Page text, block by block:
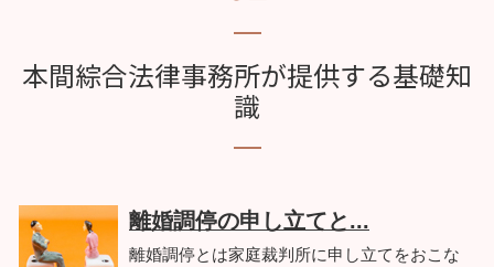
本間綜合法律事務所が提供する基礎知
識
離婚調停の申し立てと...
離婚調停とは家庭裁判所に申し立てをおこな